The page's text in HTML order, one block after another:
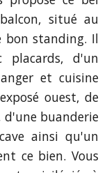
situé au
bon standing. Il
placards, d'un
et cuisine
ouest, de
d'une buanderie
ainsi qu'un
ce bien. Vous